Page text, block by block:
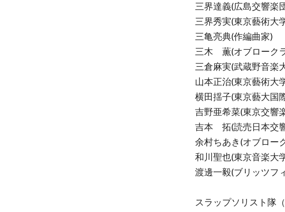
三界達義(広島交響楽
三界秀実(東京藝術大
三亀亮典(作編曲家)
三木 薫(オブローク
三倉麻実(武蔵野音楽
山本正治(東京藝術大
横田揺子(東京藝大国
吉野亜希菜(東京交響
吉本 拓(読売日本交
余村ちあき(オブロー
和川聖也(東京音楽大
渡邊一毅(ブリッツフ
スラップソリスト